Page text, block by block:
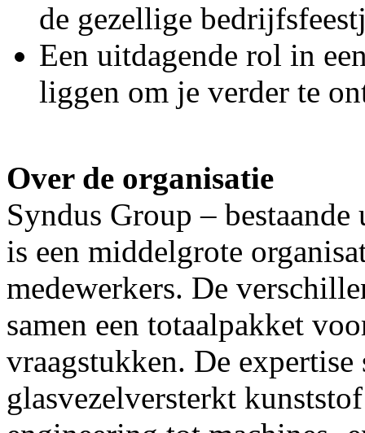
de gezellige
Een uitdagende rol in
liggen om je verder te
Over de organisatie
Syndus Group –
is een middelgrote
medewerkers. De
samen een totaalpakket
vraagstukken. De
glasvezelversterkt